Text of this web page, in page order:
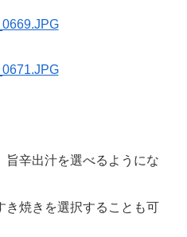
旨辛出汁を選べるようにな
き焼きを選択することも可